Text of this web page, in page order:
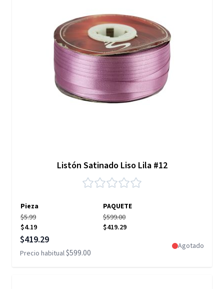
Listón Satinado Liso Lila #12
Pieza
PAQUETE
$5.99
$4.19
$599.00
$419.29
Precio especial
$419.29
Precio habitual$599.00
Agotado